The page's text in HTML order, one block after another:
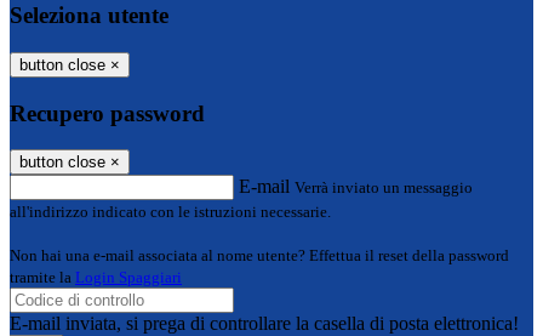
Seleziona utente
button close ×
Recupero password
button close ×
E-mail Verrà inviato un messaggio
all'indirizzo indicato con le istruzioni necessarie.
Non hai una e-mail associata al nome utente? Effettua il reset della password
tramite la Login Spaggiari
E-mail inviata, si prega di controllare la casella di posta elettronica!